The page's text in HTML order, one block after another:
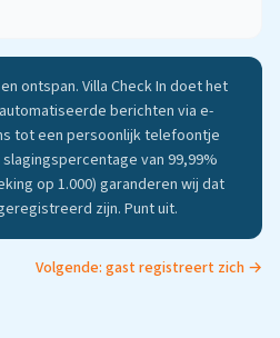
ontspan. Villa Check In doet het
berichten via e-
tot een persoonlijk telefoontje
van 99,99%
op 1.000) garanderen wij dat
zijn. Punt uit.
Volgende: gast registreert zich →